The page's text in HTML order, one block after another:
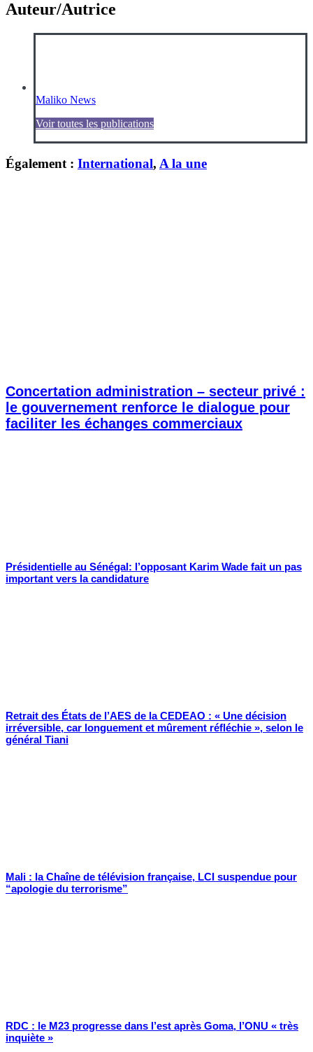
Auteur/Autrice
Maliko News
Voir toutes les publications
Également : International, A la une
Concertation administration – secteur privé :
le gouvernement renforce le dialogue pour
faciliter les échanges commerciaux
Présidentielle au Sénégal: l’opposant Karim Wade fait un pas
important vers la candidature
Retrait des États de l’AES de la CEDEAO : « Une décision
irréversible, car longuement et mûrement réfléchie », selon le
général Tiani
Mali : la Chaîne de télévision française, LCI suspendue pour
“apologie du terrorisme”
RDC : le M23 progresse dans l’est après Goma, l’ONU « très
inquiète »